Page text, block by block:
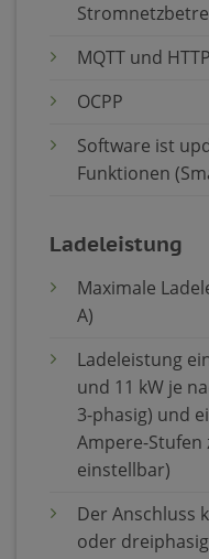
MQTT und
OCPP
Software ist
Funktionen
Ladeleistung
Maximale
A)
Ladeleistung
und 11 kW je
3-phasig) und
Ampere-Stufen
einstellbar)
Der Anschluss
oder